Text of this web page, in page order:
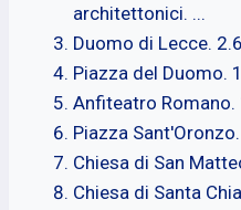
architettonici. ...
Duomo di Lecce.
Piazza del Duomo.
Anfiteatro Romano.
Piazza
Chiesa di San
Chiesa di Santa